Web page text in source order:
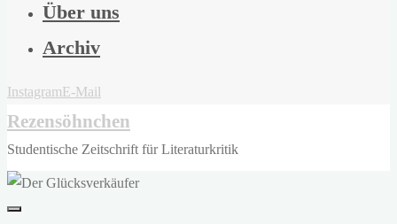
Über uns
Archiv
InstagramE-Mail
Rezensöhnchen
Studentische Zeitschrift für Literaturkritik